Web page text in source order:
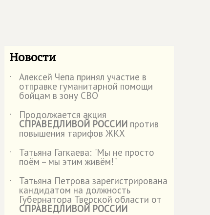
Новости
˙ Алексей Чепа принял участие в
отправке гуманитарной помощи
бойцам в зону СВО
˙
Продолжается акция
СПРАВЕДЛИВОЙ РОССИИ против
повышения тарифов ЖКХ
˙
Татьяна Гагкаева: "Мы не просто
поём – мы этим живём!"
˙
Татьяна Петрова зарегистрирована
кандидатом на должность
Губернатора Тверской области от
СПРАВЕДЛИВОЙ РОССИИ